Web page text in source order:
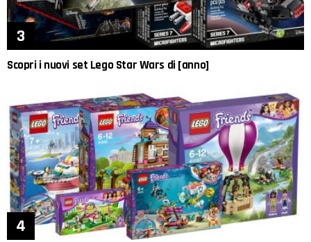
Scopri i nuovi set Lego Star Wars di [anno]